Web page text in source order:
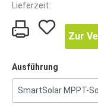
Lieferzeit:
Zur
Ausführung